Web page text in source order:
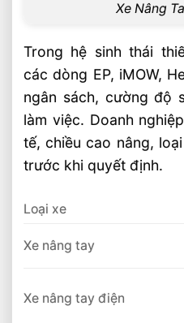
Xe Nâng
Trong hệ sinh thái
các dòng EP, iMOW,
ngân sách, cường độ
làm việc. Doanh
tế, chiều cao nâng,
trước khi quyết định.
Loại xe
Xe nâng tay
Xe nâng tay điện